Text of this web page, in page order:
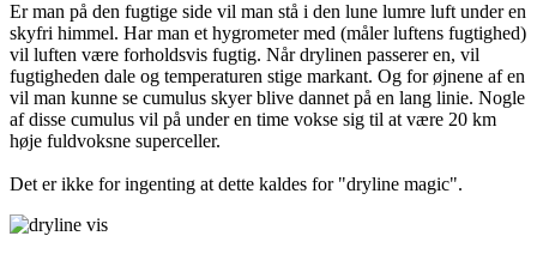
Er man på den fugtige side vil man stå i den lune lumre luft under en
skyfri himmel. Har man et hygrometer med (måler luftens fugtighed)
vil luften være forholdsvis fugtig. Når drylinen passerer en, vil
fugtigheden dale og temperaturen stige markant. Og for øjnene af en
vil man kunne se cumulus skyer blive dannet på en lang linie. Nogle
af disse cumulus vil på under en time vokse sig til at være 20 km
høje fuldvoksne superceller.
Det er ikke for ingenting at dette kaldes for "dryline magic".